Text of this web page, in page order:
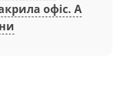
офіс. А